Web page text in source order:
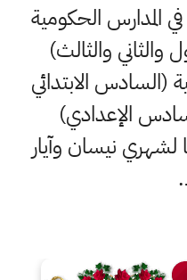
المدارس الحكومية
والثالث)
(السادس الابتدائي
الإعدادي)
نيسان وآيار